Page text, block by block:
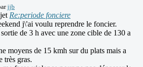
jjb
Re:periode fonciere
j\'ai voulu reprendre le foncier.
de 3 h avec une zone cible de 130 a
moyens de 15 kmh sur du plats mais a
très gras.